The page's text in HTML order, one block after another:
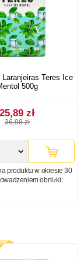
Laranjeiras Teres Ice
500g
25,89 zł
36,98 zł
produktu w okresie 30
obniżki: